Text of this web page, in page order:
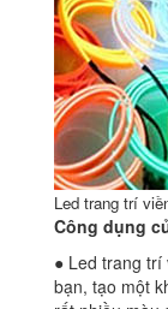
Led trang trí
Công dụng
● Led trang trí
bạn, tạo một